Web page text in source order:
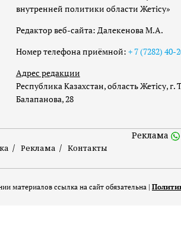
внутренней политики области Жетісу»
Редактор веб-сайта: Далекенова М.А.
Номер телефона приёмной: + 7 (7282) 40-
Адрес редакции
Республика Казахстан, область Жетісу, г.
Балапанова, 28
Реклама Контакты
Реклама
материалов ссылка на сайт обязательна |